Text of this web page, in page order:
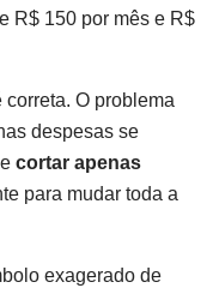
R$ 150 por mês e R$
correta. O problema
despesas se
cortar apenas
para mudar toda a
exagerado de